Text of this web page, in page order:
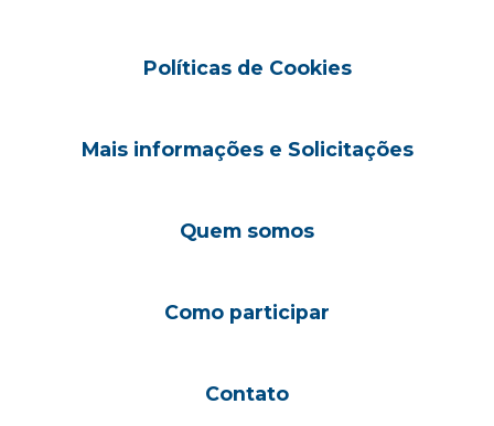
Políticas de Cookies
Mais informações e Solicitações
Quem somos
Como participar
Contato